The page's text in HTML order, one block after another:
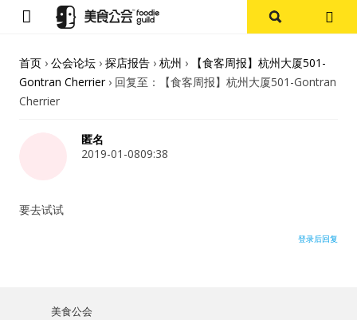
首页
首页 › 公会论坛 › 探店报告 › 杭州 ›
【食客周报】杭州大厦501-
Gontran Cherrier › 回复至：【食客周报】杭州大厦501-Gontran
Cherrier
匿名
2019-01-0809:38
要去试试
登录后回复
美食公会